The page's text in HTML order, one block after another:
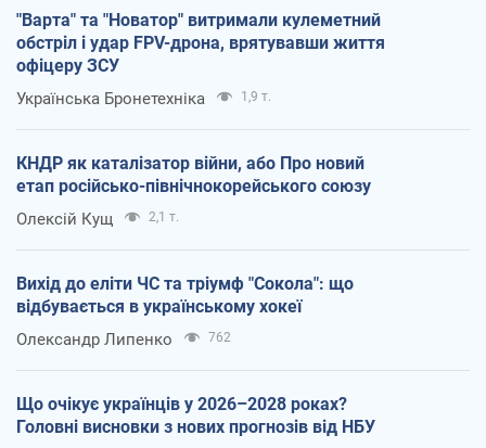
"Варта" та "Новатор" витримали кулеметний
обстріл і удар FPV-дрона, врятувавши життя
офіцеру ЗСУ
Українська Бронетехніка 1,9 т.
КНДР як каталізатор війни, або Про новий
етап російсько-північнокорейського союзу
Олексій Кущ 2,1 т.
Вихід до еліти ЧС та тріумф "Сокола": що
відбувається в українському хокеї
Олександр Липенко 762
Що очікує українців у 2026–2028 роках?
Головні висновки з нових прогнозів від НБУ